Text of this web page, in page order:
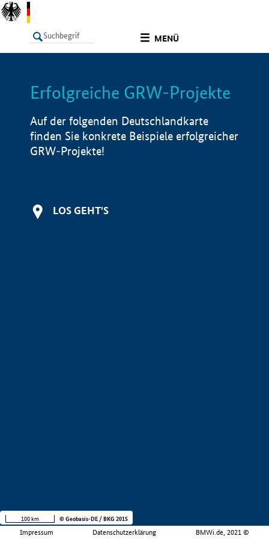
MENÜ
LISTE Info
Erfolgreiche GRW-Projekte
Auf der folgenden Deutschlandkarte
finden Sie konkrete Beispiele erfolgreicher
GRW-Projekte!
LOS GEHT'S
Impressum Datenschutzerklärung BMWi.de, 2021 ©
100 km © Geobasis-DE / BKG 2015